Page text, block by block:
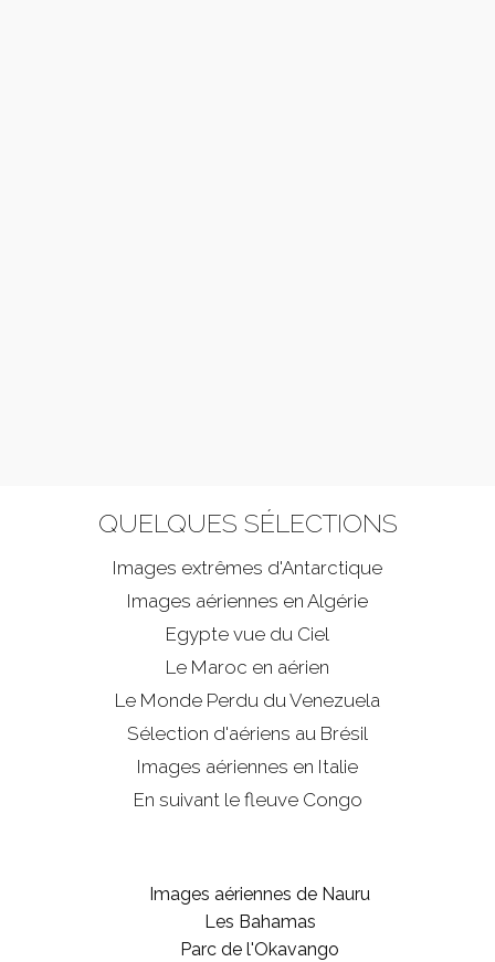
QUELQUES SÉLECTIONS
Images extrêmes d'Antarctique
Images aériennes en Algérie
Egypte vue du Ciel
Le Maroc en aérien
Le Monde Perdu du Venezuela
Sélection d'aériens au Brésil
Images aériennes en Italie
En suivant le fleuve Congo
Images aériennes de Nauru
Les Bahamas
Parc de l'Okavango